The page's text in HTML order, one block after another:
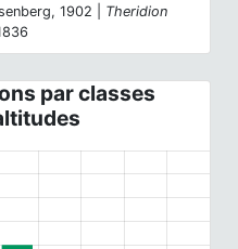
1902 | Theridion
par classes